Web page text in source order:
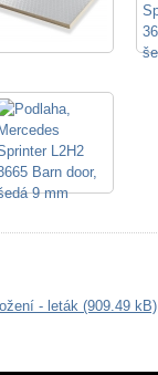
- leták (909.49 kB)